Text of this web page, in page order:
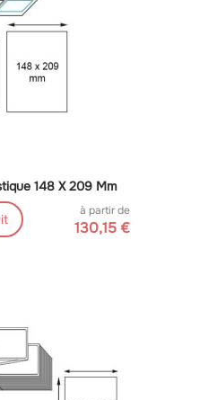
148 X 209 Mm
à partir de
130,15 €